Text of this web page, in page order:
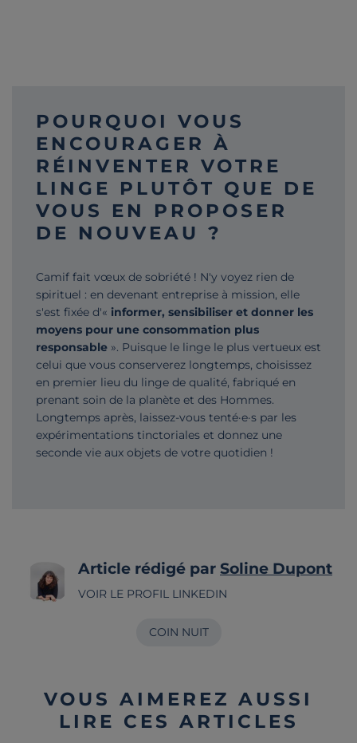
POURQUOI VOUS
ENCOURAGER À
RÉINVENTER VOTRE
LINGE PLUTÔT QUE DE
VOUS EN PROPOSER
DE NOUVEAU ?
Camif fait vœux de sobriété ! N'y voyez rien de
spirituel : en devenant entreprise à mission, elle
s'est fixée d'« informer, sensibiliser et donner les
moyens pour une consommation plus
responsable ». Puisque le linge le plus vertueux est
celui que vous conserverez longtemps, choisissez
en premier lieu du linge de qualité, fabriqué en
prenant soin de la planète et des Hommes.
Longtemps après, laissez-vous tenté·e·s par les
expérimentations tinctoriales et donnez une
seconde vie aux objets de votre quotidien !
Article rédigé par Soline Dupont
VOIR LE PROFIL LINKEDIN
COIN NUIT
VOUS AIMEREZ AUSSI
LIRE CES ARTICLES